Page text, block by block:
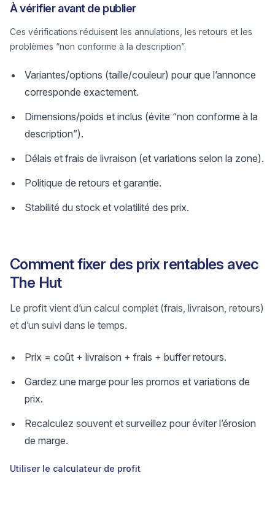
À vérifier avant de publier
Ces vérifications réduisent les annulations, les retours et les
problèmes “non conforme à la description”.
Variantes/options (taille/couleur) pour que l’annonce
corresponde exactement.
Dimensions/poids et inclus (évite “non conforme à la
description”).
Délais et frais de livraison (et variations selon la zone).
Politique de retours et garantie.
Stabilité du stock et volatilité des prix.
Comment fixer des prix rentables avec
The Hut
Le profit vient d’un calcul complet (frais, livraison, retours)
et d’un suivi dans le temps.
Prix = coût + livraison + frais + buffer retours.
Gardez une marge pour les promos et variations de
prix.
Recalculez souvent et surveillez pour éviter l’érosion
de marge.
Utiliser le calculateur de profit